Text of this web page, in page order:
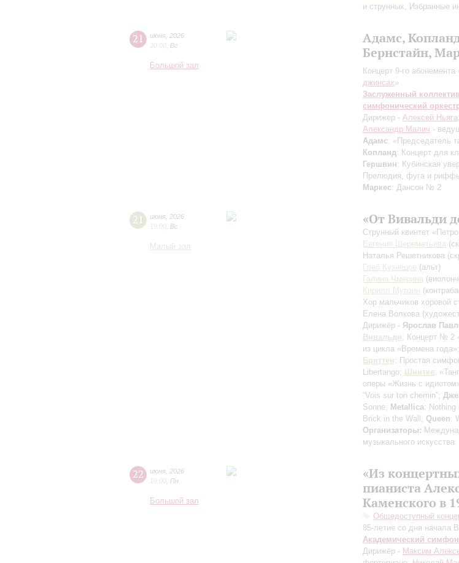
и струнных, Избранные
21 июня 2026
20:00 Вс
Большой зал
Адамс,
Бернстайн,
Концерт 9-го абонемента
джинсах»
Заслуженный
симфонический
Дирижер - Алексей Ньяга;
Александр Малич -
Адамс: «Председатель
Копланд: Концерт для
Гершвин: Кубинская
Прелюдия, фуга и
Маркес: Дансон № 2
21 июня 2026
19:00 Вс
Малый зал
«От Вивальди
Струнный квинтет
Евгения Шереметьева
Наталья Решетникова
Глеб Кузнецов (альт)
Галина Чмерина
Кирилл Мурзин
Хор мальчиков хоровой
Елена Волкова
Дирижёр - Ярослав
Вивальди: Концерт № 2
из цикла «Времена года»;
Бриттен: Простая
Libertango; Шнитке:
оперы «Жизнь с
“Vois sur ton chemin”;
Sonne; Metallica: Nothing
Brick in the Wall; Queen:
Организаторы:
музыкального искусства
22 июня 2026
19:00 Пн
Большой зал
«Из
пианиста
Каменского в
Общедоступный
85-летие со дня начала
Академический
Дирижёр - Максим